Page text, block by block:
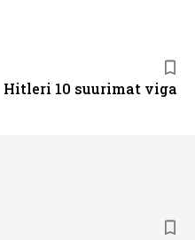
Hitleri 10 suurimat viga